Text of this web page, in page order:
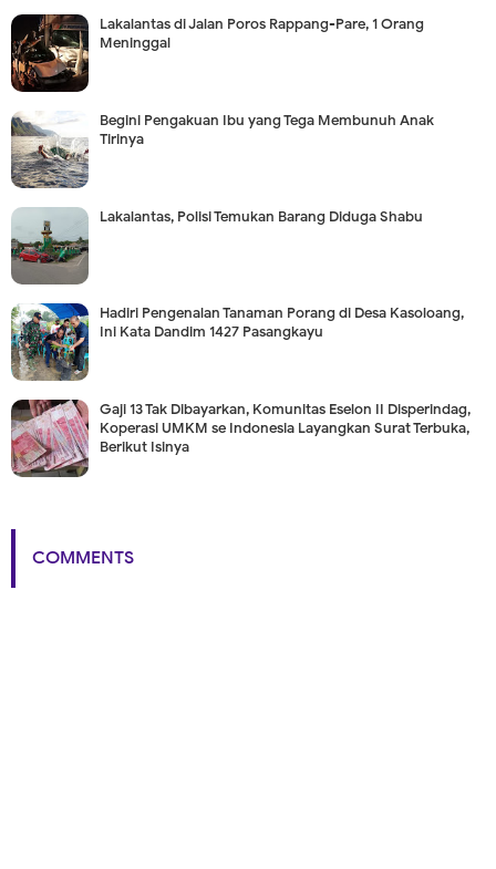
Lakalantas di Jalan Poros Rappang-Pare, 1 Orang
Meninggal
Begini Pengakuan Ibu yang Tega Membunuh Anak
Tirinya
Lakalantas, Polisi Temukan Barang Diduga Shabu
Hadiri Pengenalan Tanaman Porang di Desa Kasoloang,
Ini Kata Dandim 1427 Pasangkayu
Gaji 13 Tak Dibayarkan, Komunitas Eselon II Disperindag,
Koperasi UMKM se Indonesia Layangkan Surat Terbuka,
Berikut Isinya
COMMENTS